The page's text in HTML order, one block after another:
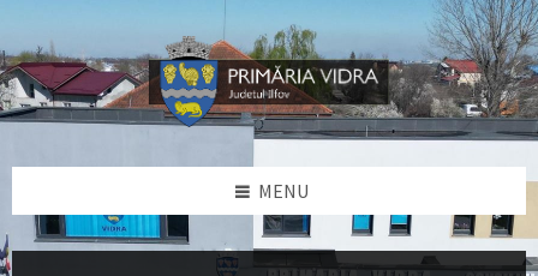
content
left
sidebar
right
sidebar
footer
MENU